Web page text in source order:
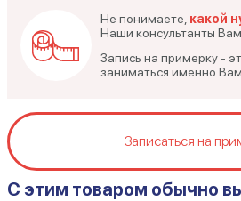
Не понимаете, какой
Наши консультанты
Запись на примерку -
заниматься именно
Записаться на
C этим товаром обычно